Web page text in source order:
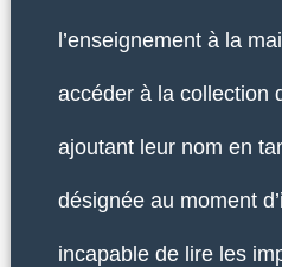
l’enseignement à la
accéder à la collection
ajoutant leur nom en
désignée au moment
incapable de lire les